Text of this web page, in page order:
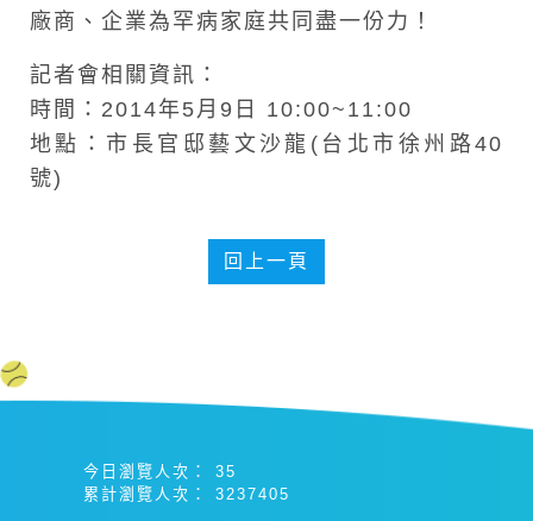
廠商、企業為罕病家庭共同盡一份力！
記者會相關資訊：
時間：2014年5月9日 10:00~11:00
地點：市長官邸藝文沙龍(台北市徐州路40
號)
回上一頁
今日瀏覽人次：
35
累計瀏覽人次：
3237405